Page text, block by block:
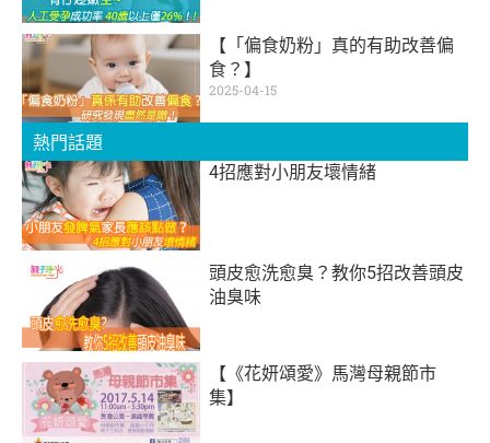
【「偏食奶粉」真的有助改善偏
食？】
2025-04-15
熱門話題
4招應對小朋友壞情緒
頭皮愈洗愈臭？教你5招改善頭皮
油臭味
【《花妍頌愛》馬灣母親節市
集】